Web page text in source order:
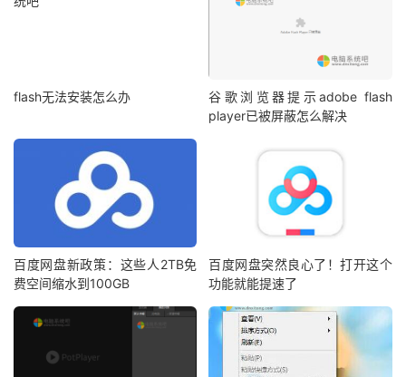
flash无法安装怎么办
谷歌浏览器提示adobe flash
player已被屏蔽怎么解决
百度网盘新政策：这些人2TB免
费空间缩水到100GB
百度网盘突然良心了！打开这个
功能就能提速了